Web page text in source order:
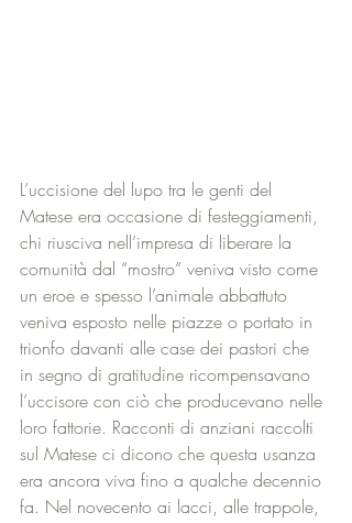
L’uccisione del lupo tra le genti del
Matese era occasione di festeggiamenti,
chi riusciva nell’impresa di liberare la
comunità dal “mostro” veniva visto come
un eroe e spesso l’animale abbattuto
veniva esposto nelle piazze o portato in
trionfo davanti alle case dei pastori che
in segno di gratitudine ricompensavano
l’uccisore con ciò che producevano nelle
loro fattorie. Racconti di anziani raccolti
sul Matese ci dicono che questa usanza
era ancora viva fino a qualche decennio
fa. Nel novecento ai lacci, alle trappole,